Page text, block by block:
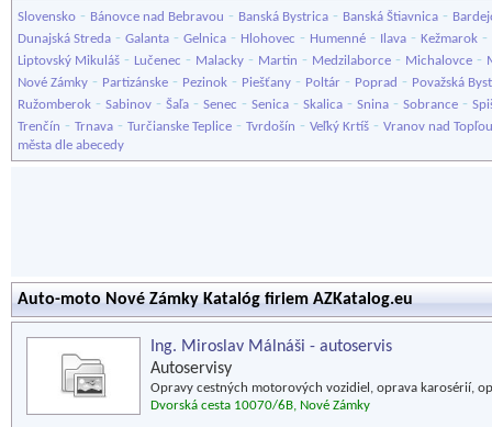
Slovensko - Bánovce nad Bebravou - Banská Bystrica - Banská Štiavnica -
Dunajská Streda - Galanta - Gelnica - Hlohovec - Humenné - Ilava - Kežmarok -
Liptovský Mikuláš - Lučenec - Malacky - Martin - Medzilaborce - Michalovce -
Nové Zámky - Partizánske - Pezinok - Piešťany - Poltár - Poprad - Považská
Ružomberok - Sabinov - Šaľa - Senec - Senica - Skalica - Snina - Sobrance -
Trenčín - Trnava - Turčianske Teplice - Tvrdošín - Veľký Krtíš - Vranov nad Topľou
města dle abecedy
Auto-moto Nové Zámky Katalóg firiem AZKatalog.eu
Ing. Miroslav Málnáši - autoservis
Autoservisy
Opravy cestných motorových vozidiel, oprava karosérií,
Dvorská cesta 10070/6B, Nové Zámky